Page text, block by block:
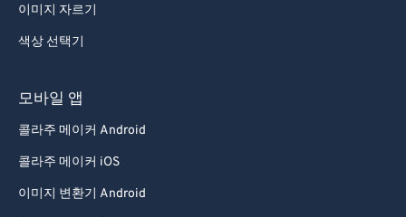
이미지 자르기
색상 선택기
모바일 앱
콜라주 메이커 Android
콜라주 메이커 iOS
이미지 변환기 Android